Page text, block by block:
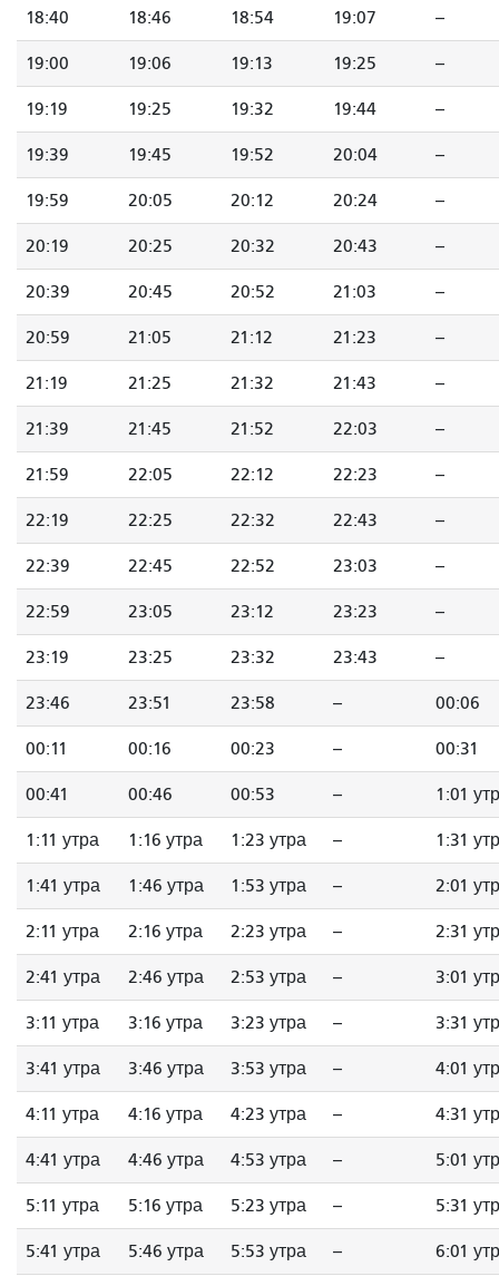
18:40 18:46 18:54 19:07 --
19:00 19:06 19:13 19:25 --
19:19 19:25 19:32 19:44 --
19:39 19:45 19:52 20:04 --
19:59 20:05 20:12 20:24 --
20:19 20:25 20:32 20:43 --
20:39 20:45 20:52 21:03 --
20:59 21:05 21:12 21:23 --
21:19 21:25 21:32 21:43 --
21:39 21:45 21:52 22:03 --
21:59 22:05 22:12 22:23 --
22:19 22:25 22:32 22:43 --
22:39 22:45 22:52 23:03 --
22:59 23:05 23:12 23:23 --
23:19 23:25 23:32 23:43 --
23:46 23:51 23:58 -- 00:06
00:11 00:16 00:23 -- 00:31
00:41 00:46 00:53 -- 1:01
1:11 утра 1:16 утра 1:23 утра -- 1:31
1:41 утра 1:46 утра 1:53 утра -- 2:01
2:11 утра 2:16 утра 2:23 утра -- 2:31
2:41 утра 2:46 утра 2:53 утра -- 3:01
3:11 утра 3:16 утра 3:23 утра -- 3:31
3:41 утра 3:46 утра 3:53 утра -- 4:01
4:11 утра 4:16 утра 4:23 утра -- 4:31
4:41 утра 4:46 утра 4:53 утра -- 5:01
5:11 утра 5:16 утра 5:23 утра -- 5:31
5:41 утра 5:46 утра 5:53 утра -- 6:01